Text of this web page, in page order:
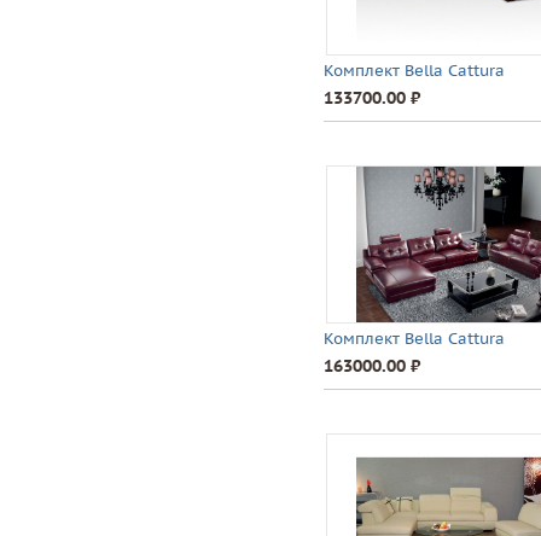
Комплект Bella Cattura
133700.00 ⃏
Комплект Bella Cattura
163000.00 ⃏